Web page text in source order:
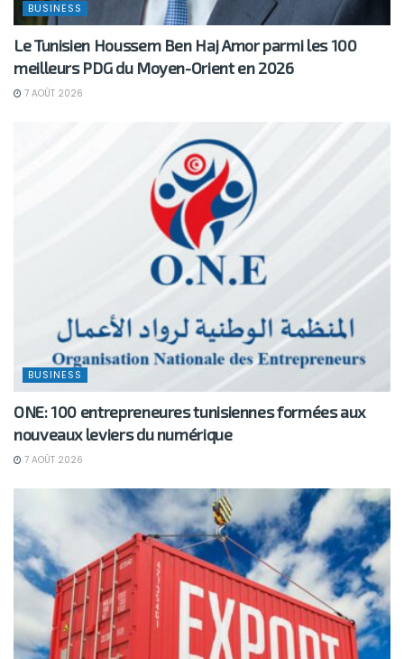
BUSINESS
Le Tunisien Houssem Ben Haj Amor parmi les 100
meilleurs PDG du Moyen-Orient en 2026
7 AOÛT 2026
BUSINESS
ONE: 100 entrepreneures tunisiennes formées aux
nouveaux leviers du numérique
7 AOÛT 2026